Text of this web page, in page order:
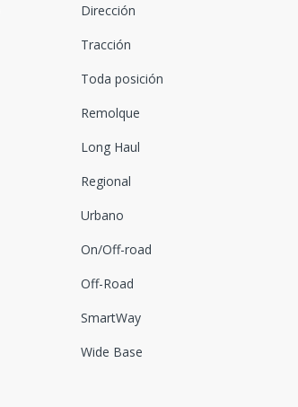
Dirección
Tracción
Toda posición
Remolque
Long Haul
Regional
Urbano
On/Off-road
Off-Road
SmartWay
Wide Base